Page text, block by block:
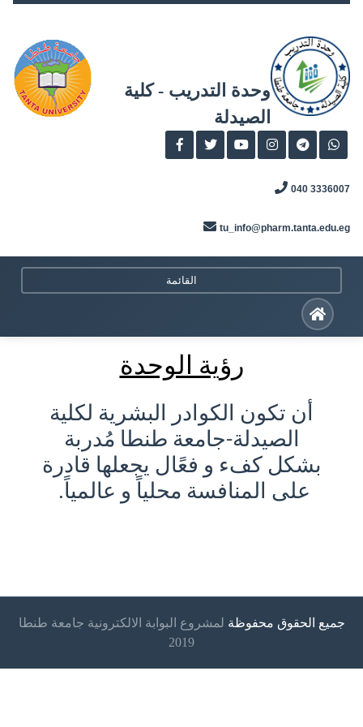
content
وحدة التدريب - كلية
الصيدلة
3336007 040
tu_info@pharm.tanta.edu.eg
القائمة
رؤية الوحدة
أن تكون الكوادر البشرية لكلية
الصيدلة-جامعة طنطا مُدربة
بشكل كفء و فعًال يجعلها قادرة
على المنافسة محلياً و عالمياً.
جميع الحقوق محفوظة لمشروع البوابة الالكترونية جامعة طنطا
2019